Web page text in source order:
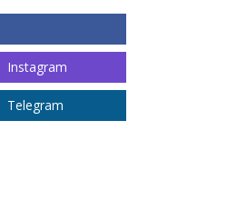
Instagram
Telegram